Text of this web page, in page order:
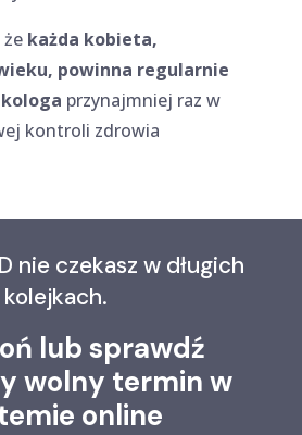
każda kobieta,
powinna regularnie
przynajmniej raz w
kontroli zdrowia
nie czekasz w długich
kolejkach.
lub sprawdź
wolny termin w
online